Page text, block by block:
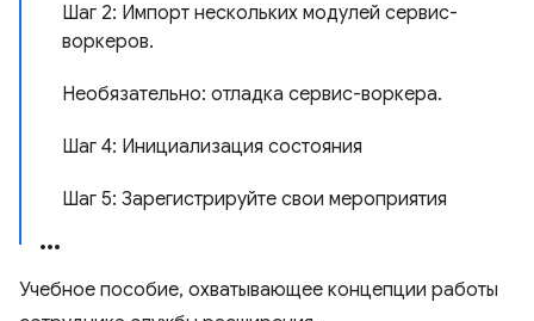
Шаг 2: Импорт нескольких модулей сервис-
воркеров.
Необязательно: отладка сервис-воркера.
Шаг 4: Инициализация состояния
Шаг 5: Зарегистрируйте свои мероприятия
Учебное пособие, охватывающее концепции работы